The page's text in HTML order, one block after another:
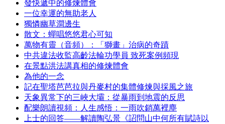
發快遞中的修煉體會
一位幸運的無助老人
獨憐幽草澗邊生
散文：蟬唱悠悠君心可知
萬物有靈（音頻）：「獅畫」治病的奇蹟
中共違法收監高齡法輪功學員 致死案例頻現
在景點洪法講真相的修煉體會
為他的一念
記在聖塔芭芭拉與丹麥村的集體修煉與採風之旅
天象異常下的三峽大壩：從暴雨到地震的反思
配樂朗讀視頻：人生感悟：一雨吹銷萬裡塵
上士的回答——解讀陶弘景《詔問山中何所有賦詩以